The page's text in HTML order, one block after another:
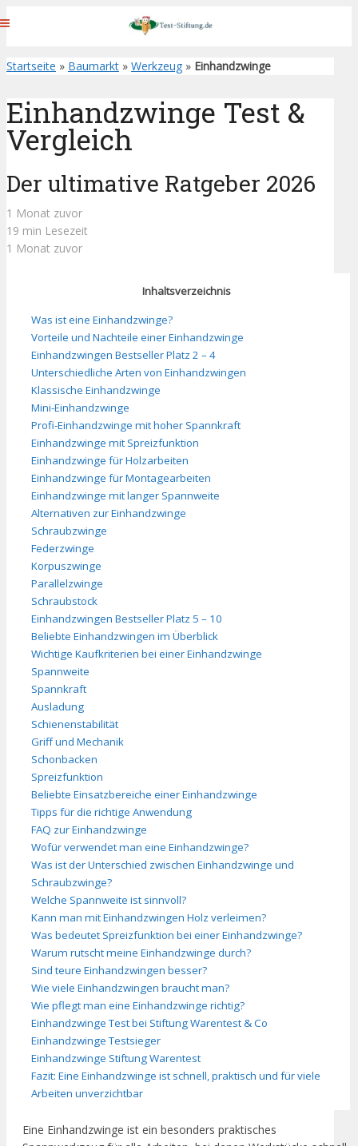
Startseite » Baumarkt » Werkzeug » Einhandzwinge
Einhandzwinge Test &
Vergleich
Der ultimative Ratgeber 2026
1 Monat zuvor
19 min Lesezeit
1 Monat zuvor
Inhaltsverzeichnis
Was ist eine Einhandzwinge?
Vorteile und Nachteile einer Einhandzwinge
Einhandzwingen Bestseller Platz 2 – 4
Unterschiedliche Arten von Einhandzwingen
Klassische Einhandzwinge
Mini-Einhandzwinge
Profi-Einhandzwinge mit hoher Spannkraft
Einhandzwinge mit Spreizfunktion
Einhandzwinge für Holzarbeiten
Einhandzwinge für Montagearbeiten
Einhandzwinge mit langer Spannweite
Alternativen zur Einhandzwinge
Schraubzwinge
Federzwinge
Korpuszwinge
Parallelzwinge
Schraubstock
Einhandzwingen Bestseller Platz 5 – 10
Beliebte Einhandzwingen im Überblick
Wichtige Kaufkriterien bei einer Einhandzwinge
Spannweite
Spannkraft
Ausladung
Schienenstabilität
Griff und Mechanik
Schonbacken
Spreizfunktion
Beliebte Einsatzbereiche einer Einhandzwinge
Tipps für die richtige Anwendung
FAQ zur Einhandzwinge
Wofür verwendet man eine Einhandzwinge?
Was ist der Unterschied zwischen Einhandzwinge und
Schraubzwinge?
Welche Spannweite ist sinnvoll?
Kann man mit Einhandzwingen Holz verleimen?
Was bedeutet Spreizfunktion bei einer Einhandzwinge?
Warum rutscht meine Einhandzwinge durch?
Sind teure Einhandzwingen besser?
Wie viele Einhandzwingen braucht man?
Wie pflegt man eine Einhandzwinge richtig?
Einhandzwinge Test bei Stiftung Warentest & Co
Einhandzwinge Testsieger
Einhandzwinge Stiftung Warentest
Fazit: Eine Einhandzwinge ist schnell, praktisch und für viele
Arbeiten unverzichtbar
Eine Einhandzwinge ist ein besonders praktisches